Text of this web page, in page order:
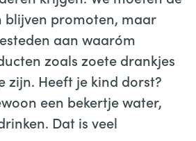
blijven promoten, maar
aan waaróm
zoals zoete drankjes
zijn. Heeft je kind dorst?
een bekertje water,
Dat is veel